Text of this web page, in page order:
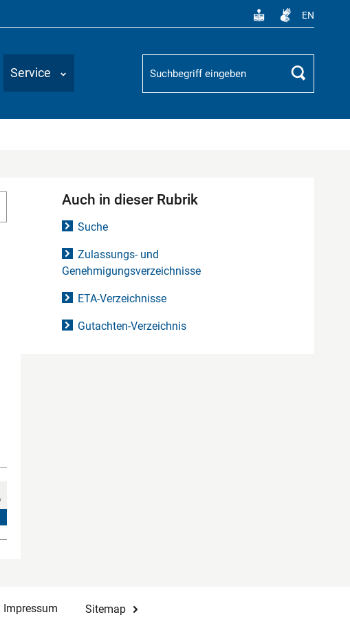
EN
Service
Suchbegriff
Suchen
Auch in dieser Rubrik
Suche
Zulassungs- und
Genehmigungsverzeichnisse
ETA-Verzeichnisse
Gutachten-Verzeichnis
Impressum Sitemap